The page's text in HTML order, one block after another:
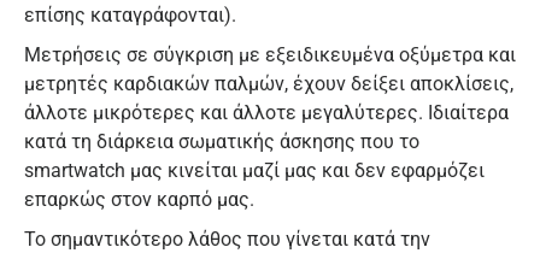
επίσης καταγράφονται).
Μετρήσεις σε σύγκριση με εξειδικευμένα οξύμετρα και
μετρητές καρδιακών παλμών, έχουν δείξει αποκλίσεις,
άλλοτε μικρότερες και άλλοτε μεγαλύτερες. Ιδιαίτερα
κατά τη διάρκεια σωματικής άσκησης που το
smartwatch μας κινείται μαζί μας και δεν εφαρμόζει
επαρκώς στον καρπό μας.
Το σημαντικότερο λάθος που γίνεται κατά την